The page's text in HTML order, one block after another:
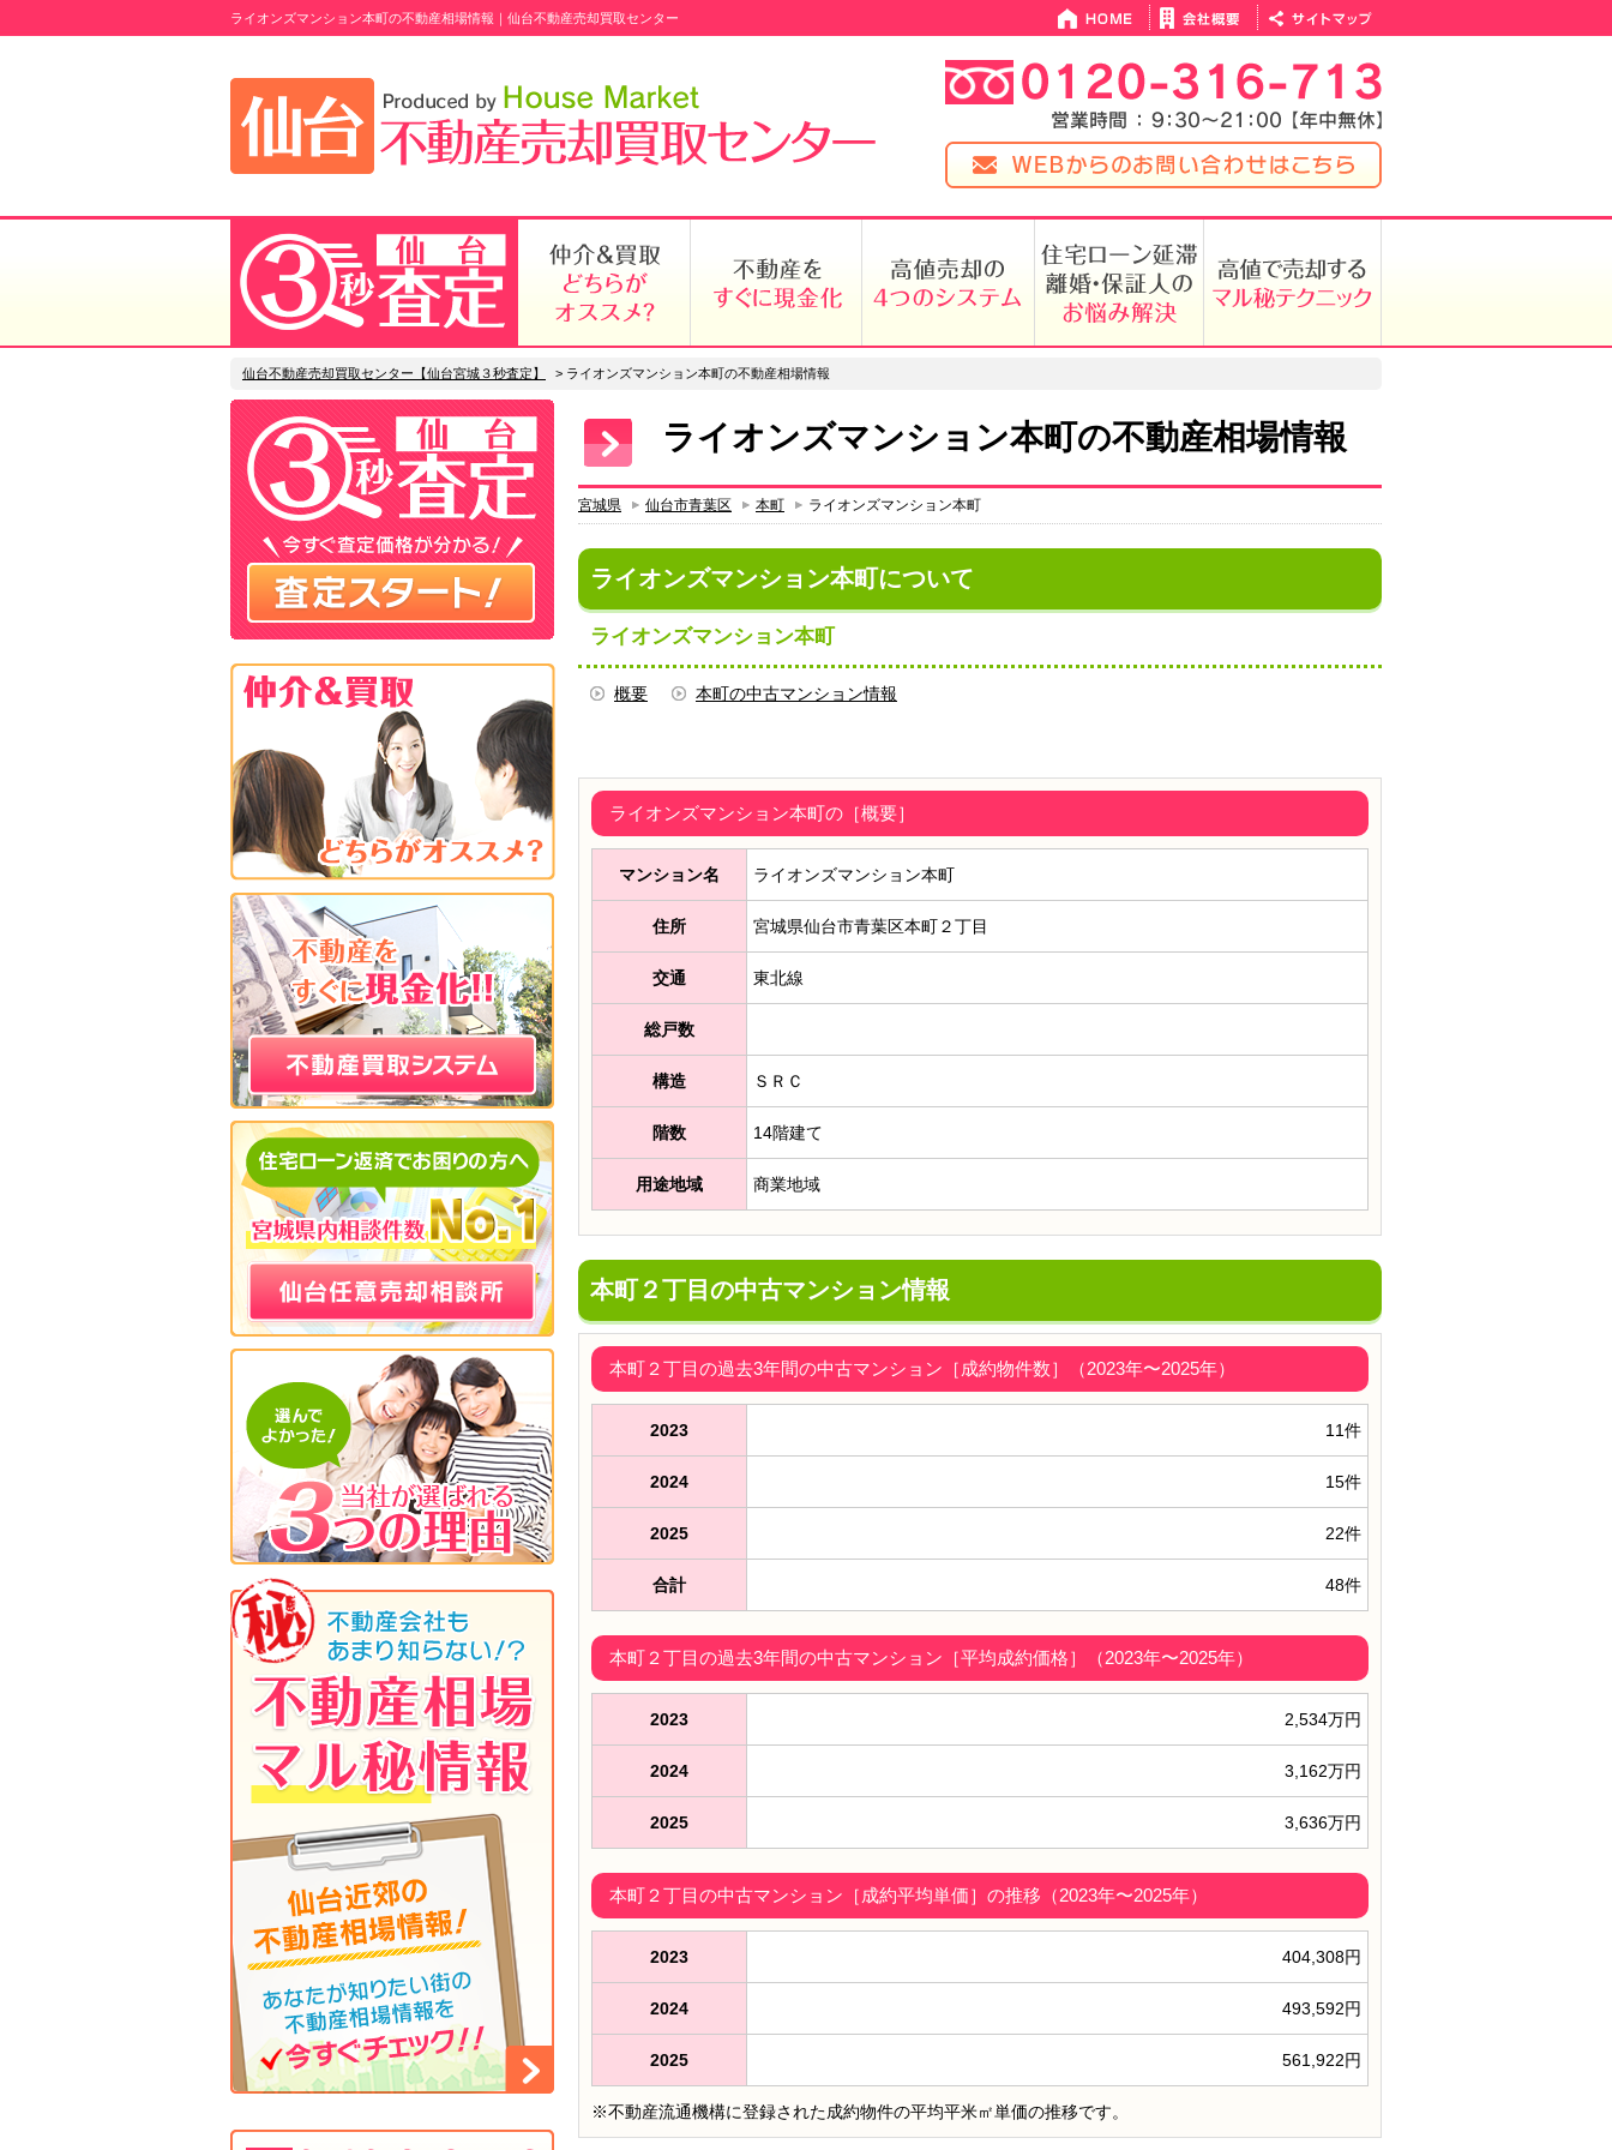
ライオンズマンション本町の不動産相場情報｜仙台不動産売却買取センター
仙台不動産売却買取センター【仙台宮城３秒査定】 > ライオンズマンション本町の不動産相場情報
ライオンズマンション本町の不動産相場情報
宮城県 仙台市青葉区 本町 ライオンズマンション本町
ライオンズマンション本町について
ライオンズマンション本町
概要 本町の中古マンション情報
ライオンズマンション本町の［概要］
マンション名 ライオンズマンション本町
住所 宮城県仙台市青葉区本町２丁目
交通 東北線
総戸数
構造 ＳＲＣ
階数 14階建て
用途地域 商業地域
本町２丁目の中古マンション情報
本町２丁目の過去3年間の中古マンション［成約物件数］（2023年〜2025年）
2023 11件
2024 15件
2025 22件
合計 48件
本町２丁目の過去3年間の中古マンション［平均成約価格］（2023年〜2025年）
2023 2,534万円
2024 3,162万円
2025 3,636万円
本町２丁目の中古マンション［成約平均単価］の推移（2023年〜2025年）
2023 404,308円
2024 493,592円
2025 561,922円
※不動産流通機構に登録された成約物件の平均平米㎡単価の推移です。